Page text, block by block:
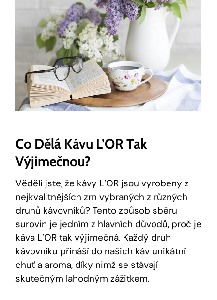
Co Dělá Kávu L’OR Tak
Výjimečnou?
Věděli jste, že kávy L’OR jsou vyrobeny z
nejkvalitnějších zrn vybraných z různých
druhů kávovníků? Tento způsob sběru
surovin je jedním z hlavních důvodů, proč je
káva L’OR tak výjimečná. Každý druh
kávovníku přináší do našich káv unikátní
chuť a aroma, díky nimž se stávají
skutečným lahodným zážitkem.